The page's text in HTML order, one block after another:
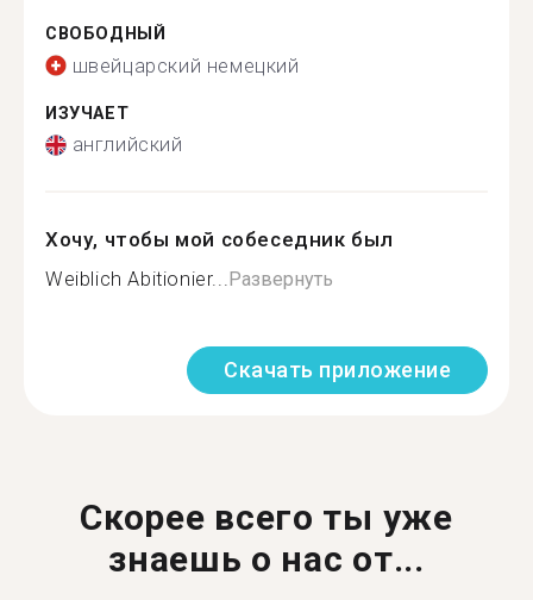
СВОБОДНЫЙ
швейцарский немецкий
ИЗУЧАЕТ
английский
Хочу, чтобы мой собеседник был
Weiblich Abitionier...Развернуть
Скачать приложение
Скорее всего ты уже
знаешь о нас от...